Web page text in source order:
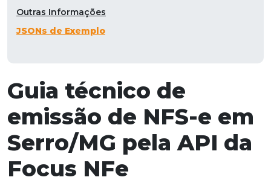
Guia técnico de
emissão de NFS-e em
Serro/MG pela API da
Focus NFe
Outras Informações
JSONs de Exemplo